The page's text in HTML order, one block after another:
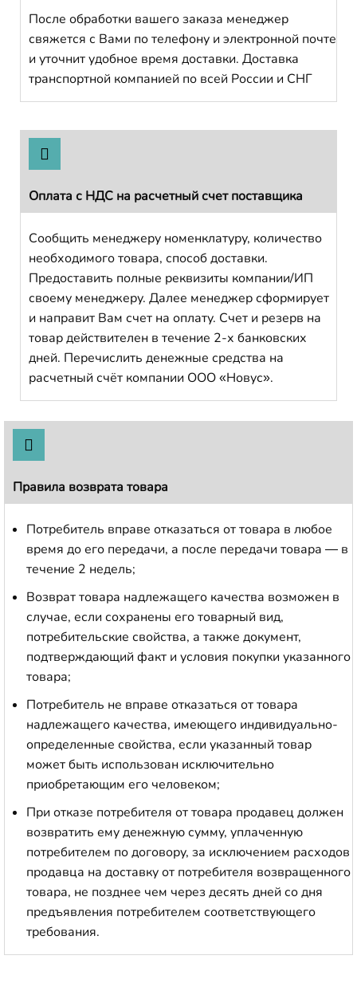
После обработки вашего заказа менеджер
свяжется с Вами по телефону и электронной почте
и уточнит удобное время доставки. Доставка
транспортной компанией по всей России и СНГ
Оплата с НДС на расчетный счет поставщика
Сообщить менеджеру номенклатуру, количество
необходимого товара, способ доставки.
Предоставить полные реквизиты компании/ИП
своему менеджеру. Далее менеджер сформирует
и направит Вам счет на оплату. Счет и резерв на
товар действителен в течение 2-х банковских
дней. Перечислить денежные средства на
расчетный счёт компании ООО «Новус».
Правила возврата товара
Потребитель вправе отказаться от товара в любое
время до его передачи, а после передачи товара — в
течение 2 недель;
Возврат товара надлежащего качества возможен в
случае, если сохранены его товарный вид,
потребительские свойства, а также документ,
подтверждающий факт и условия покупки указанного
товара;
Потребитель не вправе отказаться от товара
надлежащего качества, имеющего индивидуально-
определенные свойства, если указанный товар
может быть использован исключительно
приобретающим его человеком;
При отказе потребителя от товара продавец должен
возвратить ему денежную сумму, уплаченную
потребителем по договору, за исключением расходов
продавца на доставку от потребителя возвращенного
товара, не позднее чем через десять дней со дня
предъявления потребителем соответствующего
требования.